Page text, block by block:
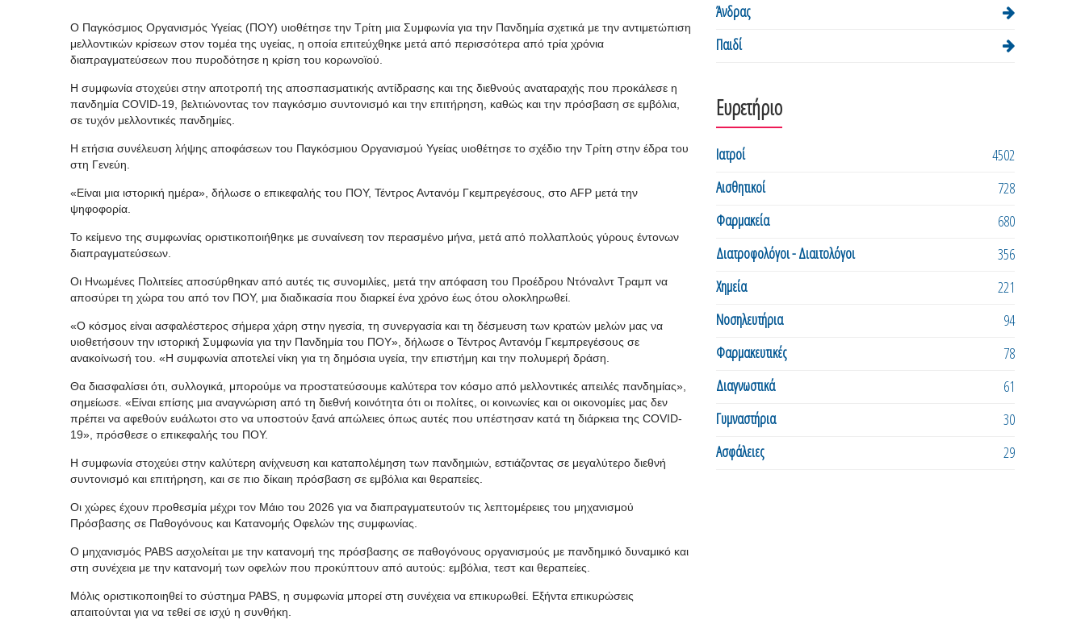
Ο Παγκόσμιος Οργανισμός Υγείας (ΠΟΥ) υιοθέτησε την Τρίτη μια Συμφωνία για την Πανδημία σχετικά με την αντιμετώπιση
μελλοντικών κρίσεων στον τομέα της υγείας, η οποία επιτεύχθηκε μετά από περισσότερα από τρία χρόνια
διαπραγματεύσεων που πυροδότησε η κρίση του κορωνοϊού.
Η συμφωνία στοχεύει στην αποτροπή της αποσπασματικής αντίδρασης και της διεθνούς αναταραχής που προκάλεσε η
πανδημία COVID-19, βελτιώνοντας τον παγκόσμιο συντονισμό και την επιτήρηση, καθώς και την πρόσβαση σε εμβόλια,
σε τυχόν μελλοντικές πανδημίες.
Η ετήσια συνέλευση λήψης αποφάσεων του Παγκόσμιου Οργανισμού Υγείας υιοθέτησε το σχέδιο την Τρίτη στην έδρα του
στη Γενεύη.
«Είναι μια ιστορική ημέρα», δήλωσε ο επικεφαλής του ΠΟΥ, Τέντρος Αντανόμ Γκεμπρεγέσους, στο AFP μετά την
ψηφοφορία.
Το κείμενο της συμφωνίας οριστικοποιήθηκε με συναίνεση τον περασμένο μήνα, μετά από πολλαπλούς γύρους έντονων
διαπραγματεύσεων.
Οι Ηνωμένες Πολιτείες αποσύρθηκαν από αυτές τις συνομιλίες, μετά την απόφαση του Προέδρου Ντόναλντ Τραμπ να
αποσύρει τη χώρα του από τον ΠΟΥ, μια διαδικασία που διαρκεί ένα χρόνο έως ότου ολοκληρωθεί.
«Ο κόσμος είναι ασφαλέστερος σήμερα χάρη στην ηγεσία, τη συνεργασία και τη δέσμευση των κρατών μελών μας να
υιοθετήσουν την ιστορική Συμφωνία για την Πανδημία του ΠΟΥ», δήλωσε ο Τέντρος Αντανόμ Γκεμπρεγέσους σε
ανακοίνωσή του. «Η συμφωνία αποτελεί νίκη για τη δημόσια υγεία, την επιστήμη και την πολυμερή δράση.
Θα διασφαλίσει ότι, συλλογικά, μπορούμε να προστατεύσουμε καλύτερα τον κόσμο από μελλοντικές απειλές πανδημίας»,
σημείωσε. «Είναι επίσης μια αναγνώριση από τη διεθνή κοινότητα ότι οι πολίτες, οι κοινωνίες και οι οικονομίες μας δεν
πρέπει να αφεθούν ευάλωτοι στο να υποστούν ξανά απώλειες όπως αυτές που υπέστησαν κατά τη διάρκεια της COVID-
19», πρόσθεσε ο επικεφαλής του ΠΟΥ.
Η συμφωνία στοχεύει στην καλύτερη ανίχνευση και καταπολέμηση των πανδημιών, εστιάζοντας σε μεγαλύτερο διεθνή
συντονισμό και επιτήρηση, και σε πιο δίκαιη πρόσβαση σε εμβόλια και θεραπείες.
Οι χώρες έχουν προθεσμία μέχρι τον Μάιο του 2026 για να διαπραγματευτούν τις λεπτομέρειες του μηχανισμού
Πρόσβασης σε Παθογόνους και Κατανομής Οφελών της συμφωνίας.
Ο μηχανισμός PABS ασχολείται με την κατανομή της πρόσβασης σε παθογόνους οργανισμούς με πανδημικό δυναμικό και
στη συνέχεια με την κατανομή των οφελών που προκύπτουν από αυτούς: εμβόλια, τεστ και θεραπείες.
Μόλις οριστικοποιηθεί το σύστημα PABS, η συμφωνία μπορεί στη συνέχεια να επικυρωθεί. Εξήντα επικυρώσεις
απαιτούνται για να τεθεί σε ισχύ η συνθήκη.
Άνδρας
Παιδί
Ευρετήριο
Ιατροί
4502
Αισθητικοί
728
Φαρμακεία
680
Διατροφολόγοι - Διαιτολόγοι
356
Χημεία
221
Νοσηλευτήρια
94
Φαρμακευτικές
78
Διαγνωστικά
61
Γυμναστήρια
30
Ασφάλειες
29